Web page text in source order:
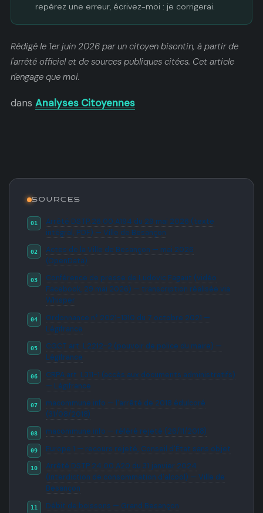
repérez une erreur, écrivez-moi : je corrigerai.
Rédigé le 1er juin 2026 par un citoyen bisontin, à partir de
l'arrêté officiel et de sources publiques citées. Cet article
n'engage que moi.
dans Analyses Citoyennes
SOURCES
Arrêté DSTP.26.00.A194 du 29 mai 2026 (texte
intégral, PDF) — Ville de Besançon
Actes de la Ville de Besançon — mai 2026
(OpenData)
Conférence de presse de Ludovic Fagaut (vidéo
Facebook, 29 mai 2026) — transcription réalisée via
Whisper
Ordonnance n° 2021-1310 du 7 octobre 2021 —
Légifrance
CGCT art. L2212-2 (pouvoir de police du maire) —
Légifrance
CRPA art. L311-1 (accès aux documents administratifs)
— Légifrance
macommune.info — l'arrêté de 2018 édulcoré
(31/08/2018)
macommune.info — référé rejeté (26/11/2018)
Europe 1 — recours rejeté, Conseil d'État sans objet
Arrêté DSTP.24.00.A20 du 31 janvier 2024
(interdiction de consommation d'alcool) — Ville de
Besançon
Débit de boissons — Grand Besançon